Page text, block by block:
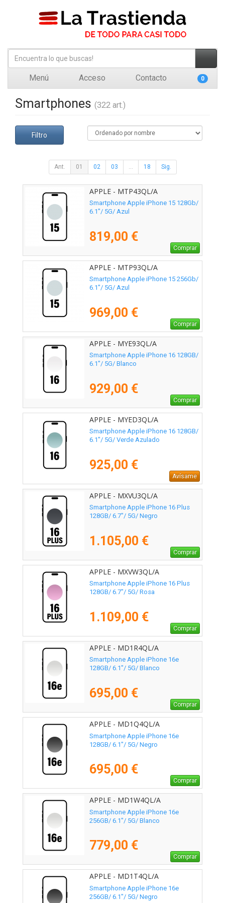
Menú Acceso Contacto 0
Smartphones (322 art.)
Filtro
Ant. 01 02 03 ... 18 Sig.
APPLE - MTP43QL/A
Smartphone Apple iPhone 15 128Gb/
6.1"/ 5G/ Azul
819,00 €
Comprar
APPLE - MTP93QL/A
Smartphone Apple iPhone 15 256Gb/
6.1"/ 5G/ Azul
969,00 €
Comprar
APPLE - MYE93QL/A
Smartphone Apple iPhone 16 128GB/
6.1"/ 5G/ Blanco
929,00 €
Comprar
APPLE - MYED3QL/A
Smartphone Apple iPhone 16 128GB/
6.1"/ 5G/ Verde Azulado
925,00 €
Avísame
APPLE - MXVU3QL/A
Smartphone Apple iPhone 16 Plus
128GB/ 6.7"/ 5G/ Negro
1.105,00 €
Comprar
APPLE - MXVW3QL/A
Smartphone Apple iPhone 16 Plus
128GB/ 6.7"/ 5G/ Rosa
1.109,00 €
Comprar
APPLE - MD1R4QL/A
Smartphone Apple iPhone 16e
128GB/ 6.1"/ 5G/ Blanco
695,00 €
Comprar
APPLE - MD1Q4QL/A
Smartphone Apple iPhone 16e
128GB/ 6.1"/ 5G/ Negro
695,00 €
Comprar
APPLE - MD1W4QL/A
Smartphone Apple iPhone 16e
256GB/ 6.1"/ 5G/ Blanco
779,00 €
Comprar
APPLE - MD1T4QL/A
Smartphone Apple iPhone 16e
256GB/ 6.1"/ 5G/ Negro